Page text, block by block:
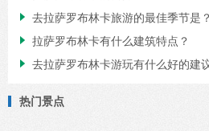
 去拉萨罗布林卡旅游的最佳季节是？
 拉萨罗布林卡有什么建筑特点？
 去拉萨罗布林卡游玩有什么好的建
热门景点